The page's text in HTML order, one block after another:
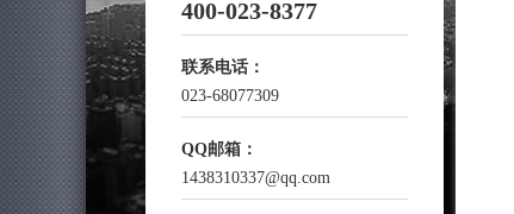
400-023-8377
联系电话：
023-68077309
QQ邮箱：
1438310337@qq.com